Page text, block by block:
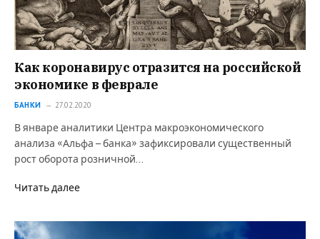
Как коронавирус отразится на российской
экономике в феврале
БАНКИ 27.02.2020
В январе аналитики Центра макроэкономического
анализа «Альфа – банка» зафиксировали существенный
рост оборота розничной…
Читать далее